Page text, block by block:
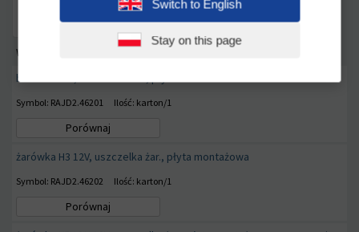
typu 120°
Wyposażenie
bez żarówki, uszczelka żar., płyta montażowa
Symbol: RAJD2.46201 Ilość: karton/1
Porównaj
żarówka H3 12V, uszczelka żar., płyta montażowa
Symbol: RAJD2.46202 Ilość: karton/1
Porównaj
Switch to English
Stay on this page